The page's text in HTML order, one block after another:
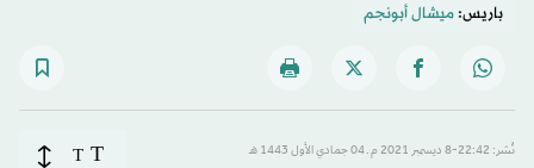
باريس:ميشال أبونجم
نُشر: 22:42-8 ديسمبر 2021 م ـ 04 جمادي الأول 1443 هـ T
T